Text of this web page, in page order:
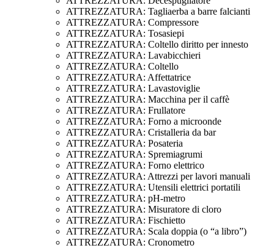
ATTREZZATURA: Tagliaerba a barre falcianti
ATTREZZATURA: Compressore
ATTREZZATURA: Tosasiepi
ATTREZZATURA: Coltello diritto per innesto
ATTREZZATURA: Lavabicchieri
ATTREZZATURA: Coltello
ATTREZZATURA: Affettatrice
ATTREZZATURA: Lavastoviglie
ATTREZZATURA: Macchina per il caffè
ATTREZZATURA: Frullatore
ATTREZZATURA: Forno a microonde
ATTREZZATURA: Cristalleria da bar
ATTREZZATURA: Posateria
ATTREZZATURA: Spremiagrumi
ATTREZZATURA: Forno elettrico
ATTREZZATURA: Attrezzi per lavori manuali
ATTREZZATURA: Utensili elettrici portatili
ATTREZZATURA: pH-metro
ATTREZZATURA: Misuratore di cloro
ATTREZZATURA: Fischietto
ATTREZZATURA: Scala doppia (o “a libro”)
ATTREZZATURA: Cronometro